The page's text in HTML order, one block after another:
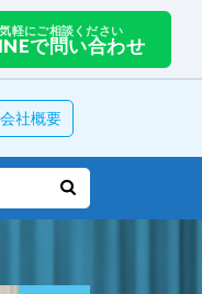
軽にご相談ください
で問い合わせ
会社概要